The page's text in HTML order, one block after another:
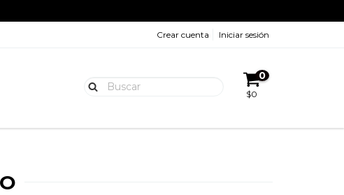
Crear cuenta Iniciar sesión
0
$0